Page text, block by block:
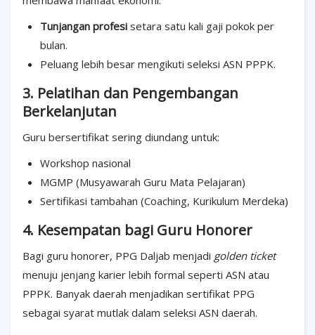
Tunjangan profesi setara satu kali gaji pokok per
bulan.
Peluang lebih besar mengikuti seleksi ASN PPPK.
3. Pelatihan dan Pengembangan
Berkelanjutan
Guru bersertifikat sering diundang untuk:
Workshop nasional
MGMP (Musyawarah Guru Mata Pelajaran)
Sertifikasi tambahan (Coaching, Kurikulum Merdeka)
4. Kesempatan bagi Guru Honorer
Bagi guru honorer, PPG Daljab menjadi golden ticket
menuju jenjang karier lebih formal seperti ASN atau
PPPK. Banyak daerah menjadikan sertifikat PPG
sebagai syarat mutlak dalam seleksi ASN daerah.